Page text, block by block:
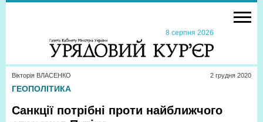
8 серпня 2026
Вікторія ВЛАСЕНКО 2 грудня 2020
ГЕОПОЛІТИКА
Санкції потрібні проти найближчого